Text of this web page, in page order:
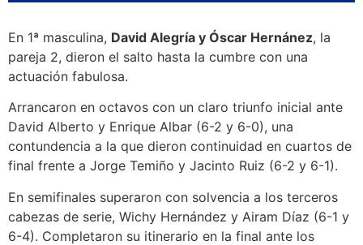
En 1ª masculina, David Alegría y Óscar Hernánez, la
pareja 2, dieron el salto hasta la cumbre con una
actuación fabulosa.
Arrancaron en octavos con un claro triunfo inicial ante
David Alberto y Enrique Albar (6-2 y 6-0), una
contundencia a la que dieron continuidad en cuartos de
final frente a Jorge Temiño y Jacinto Ruiz (6-2 y 6-1).
En semifinales superaron con solvencia a los terceros
cabezas de serie, Wichy Hernández y Airam Díaz (6-1 y
6-4). Completaron su itinerario en la final ante los